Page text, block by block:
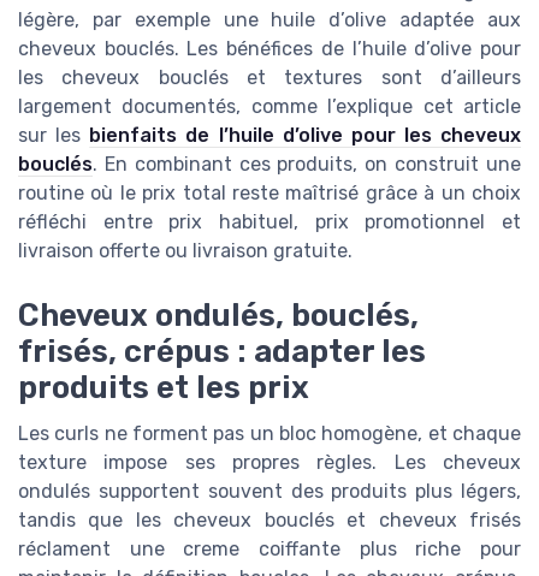
légère, par exemple une huile d’olive adaptée aux
cheveux bouclés. Les bénéfices de l’huile d’olive pour
les cheveux bouclés et textures sont d’ailleurs
largement documentés, comme l’explique cet article
sur les bienfaits de l’huile d’olive pour les cheveux
bouclés. En combinant ces produits, on construit une
routine où le prix total reste maîtrisé grâce à un choix
réfléchi entre prix habituel, prix promotionnel et
livraison offerte ou livraison gratuite.
Cheveux ondulés, bouclés,
frisés, crépus : adapter les
produits et les prix
Les curls ne forment pas un bloc homogène, et chaque
texture impose ses propres règles. Les cheveux
ondulés supportent souvent des produits plus légers,
tandis que les cheveux bouclés et cheveux frisés
réclament une creme coiffante plus riche pour